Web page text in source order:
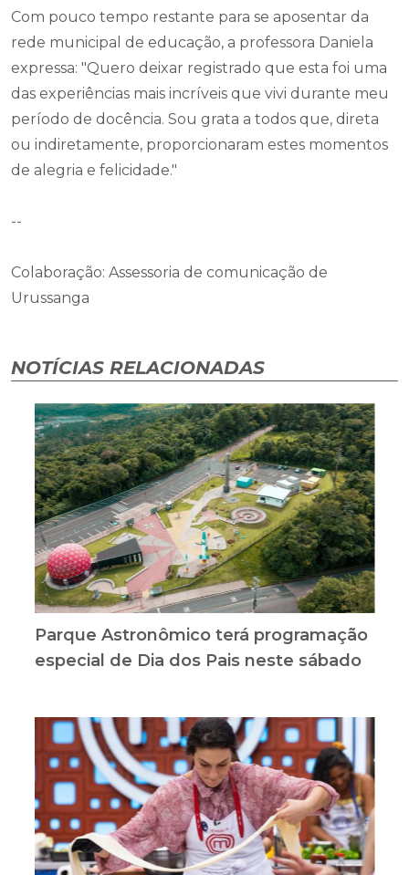
Com pouco tempo restante para se aposentar da
rede municipal de educação, a professora Daniela
expressa: "Quero deixar registrado que esta foi uma
das experiências mais incríveis que vivi durante meu
período de docência. Sou grata a todos que, direta
ou indiretamente, proporcionaram estes momentos
de alegria e felicidade."
--
Colaboração: Assessoria de comunicação de
Urussanga
NOTÍCIAS RELACIONADAS
Parque Astronômico terá programação
especial de Dia dos Pais neste sábado